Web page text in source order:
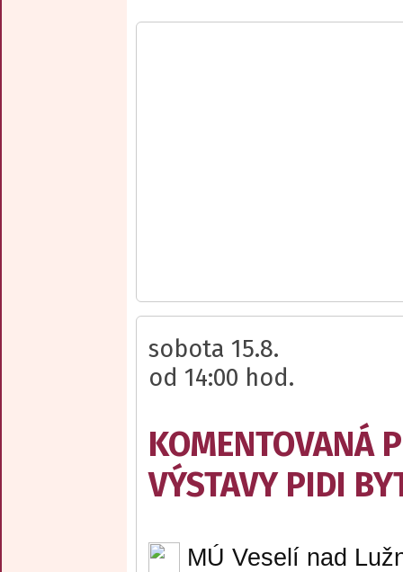
sobota 15.8.
od 14:00 hod.
KOMENTOVANÁ
VÝSTAVY PIDI
MÚ Veselí nad